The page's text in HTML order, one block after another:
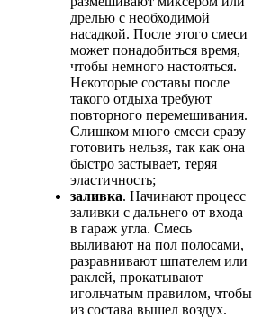
дрелью с необходимой
насадкой. После этого смеси
может понадобиться время,
чтобы немного настояться.
Некоторые составы после
такого отдыха требуют
повторного перемешивания.
Слишком много смеси сразу
готовить нельзя, так как она
быстро застывает, теряя
эластичность;
заливка. Начинают процесс
заливки с дальнего от входа
в гараж угла. Смесь
выливают на пол полосами,
разравнивают шпателем или
раклей, прокатывают
игольчатым правилом, чтобы
из состава вышел воздух.